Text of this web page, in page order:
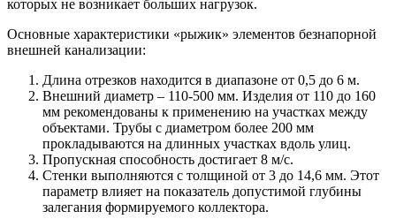
которых не возникает больших нагрузок.
Основные характеристики «рыжик» элементов безнапорной
внешней канализации:
Длина отрезков находится в диапазоне от 0,5 до 6 м.
Внешний диаметр – 110-500 мм. Изделия от 110 до 160
мм рекомендованы к применению на участках между
объектами. Трубы с диаметром более 200 мм
прокладываются на длинных участках вдоль улиц.
Пропускная способность достигает 8 м/с.
Стенки выполняются с толщиной от 3 до 14,6 мм. Этот
параметр влияет на показатель допустимой глубины
залегания формируемого коллектора.